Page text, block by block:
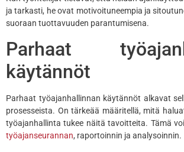
ja tarkasti, he ovat motivoituneempia ja
suoraan tuottavuuden parantumisena.
Parhaat
käytännöt
Parhaat työajanhallinnan käytännöt alkavat
prosesseista. On tärkeää määritellä, mitä
työajanhallinta tukee näitä tavoitteita. Tämä
työajanseurannan, raportoinnin ja analysoinnin.